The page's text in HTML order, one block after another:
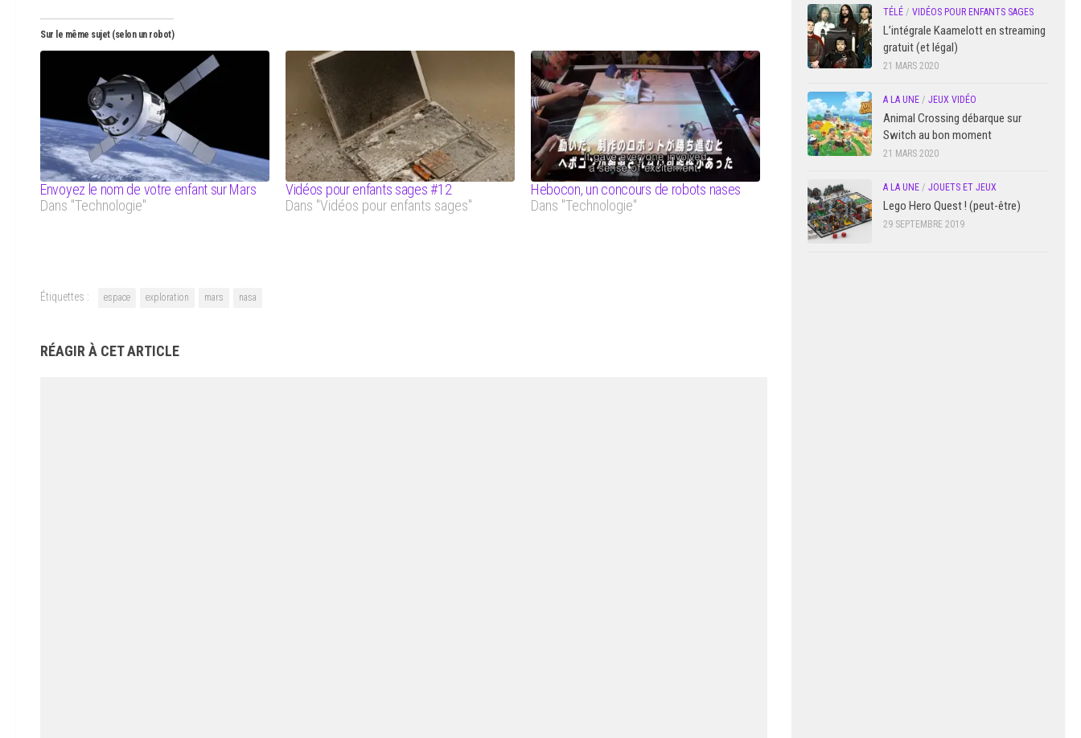
Sur le même sujet (selon un robot)
Envoyez le nom de votre enfant sur Mars
Dans "Technologie"
Vidéos pour enfants sages #12
Dans "Vidéos pour enfants sages"
Hebocon, un concours de robots nases
Dans "Technologie"
Étiquettes : espace exploration mars nasa
RÉAGIR À CET ARTICLE
TÉLÉ / VIDÉOS POUR ENFANTS SAGES
L’intégrale Kaamelott en streaming
gratuit (et légal)
21 MARS 2020
A LA UNE / JEUX VIDÉO
Animal Crossing débarque sur
Switch au bon moment
21 MARS 2020
A LA UNE / JOUETS ET JEUX
Lego Hero Quest ! (peut-être)
29 SEPTEMBRE 2019